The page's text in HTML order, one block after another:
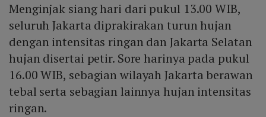
Menginjak siang hari dari pukul 13.00 WIB,
seluruh Jakarta diprakirakan turun hujan
dengan intensitas ringan dan Jakarta Selatan
hujan disertai petir. Sore harinya pada pukul
16.00 WIB, sebagian wilayah Jakarta berawan
tebal serta sebagian lainnya hujan intensitas
ringan.